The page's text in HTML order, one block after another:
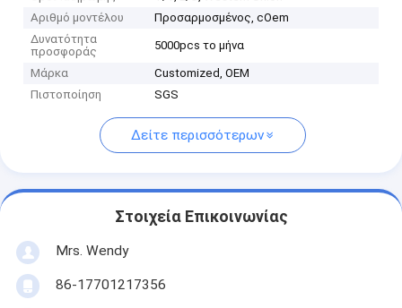
Αριθμό μοντέλου
Προσαρμοσμένος, cOem
Δυνατότητα
προσφοράς
5000pcs το μήνα
Μάρκα
Customized, OEM
Πιστοποίηση
SGS
Δείτε περισσότερων
Στοιχεία Επικοινωνίας
Mrs. Wendy
86-17701217356